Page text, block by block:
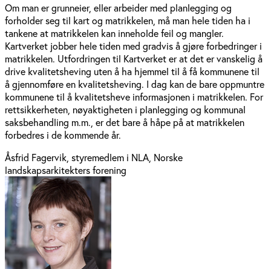
Om man er grunneier, eller arbeider med planlegging og
forholder seg til kart og matrikkelen, må man hele tiden ha i
tankene at matrikkelen kan inneholde feil og mangler.
Kartverket jobber hele tiden med gradvis å gjøre forbedringer i
matrikkelen. Utfordringen til Kartverket er at det er vanskelig å
drive kvalitetsheving uten å ha hjemmel til å få kommunene til
å gjennomføre en kvalitetsheving. I dag kan de bare oppmuntre
kommunene til å kvalitetsheve informasjonen i matrikkelen. For
rettsikkerheten, nøyaktigheten i planlegging og kommunal
saksbehandling m.m., er det bare å håpe på at matrikkelen
forbedres i de kommende år.
Åsfrid Fagervik, styremedlem i NLA, Norske
landskapsarkitekters forening